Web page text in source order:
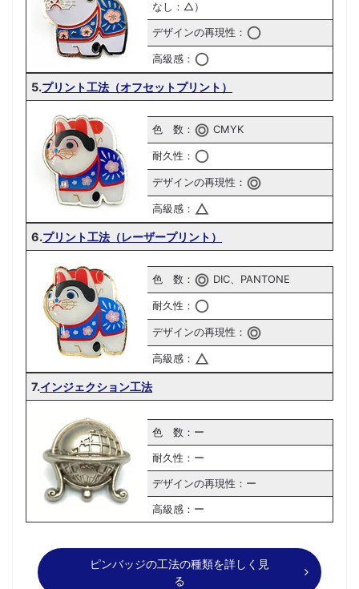
なし：△）
デザインの再現性：
高級感：
5.プリント工法（オフセットプリント）
色 数： CMYK
耐久性：
デザインの再現性：
高級感：
6.プリント工法（レーザープリント）
色 数： DIC、PANTONE
耐久性：
デザインの再現性：
高級感：
7.インジェクション工法
色 数：ー
耐久性：ー
デザインの再現性：ー
高級感：ー
ピンバッジの工法の種類を詳しく見
る